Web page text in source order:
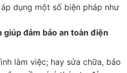
dụng một số biện pháp như
giúp đảm bảo an toàn điện
làm việc; hay sửa chữa, bảo